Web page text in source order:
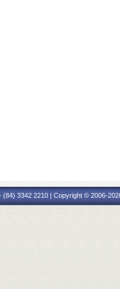
3342 2210 | Copyright © 2006-